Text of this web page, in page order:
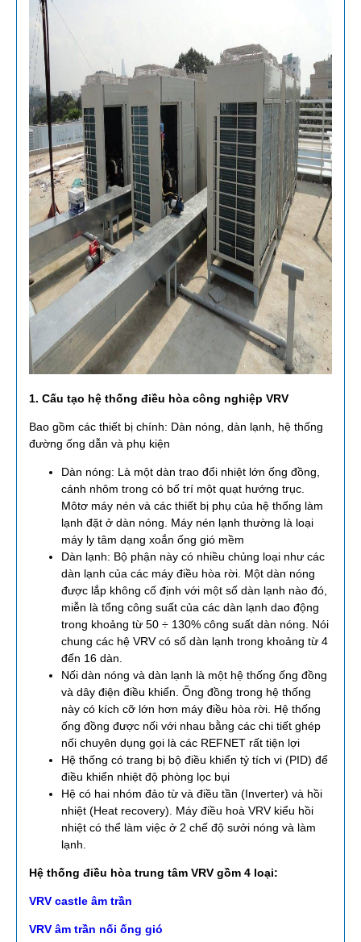
1. Cấu tạo hệ thống điều hòa công nghiệp VRV
Bao gồm các thiết bị chính: Dàn nóng, dàn lạnh, hệ thống
đường ống dẫn và phụ kiện
Dàn nóng: Là một dàn trao đổi nhiệt lớn ống đồng,
cánh nhôm trong có bố trí một quạt hướng trục.
Môtơ máy nén và các thiết bị phụ của hệ thống làm
lạnh đặt ở dàn nóng. Máy nén lạnh thường là loại
máy ly tâm dạng xoắn ống gió mềm
Dàn lạnh: Bộ phận này có nhiều chủng loại như các
dàn lạnh của các máy điều hòa rời. Một dàn nóng
được lắp không cố định với một số dàn lạnh nào đó,
miễn là tổng công suất của các dàn lạnh dao động
trong khoảng từ 50 ÷ 130% công suất dàn nóng. Nói
chung các hệ VRV có số dàn lạnh trong khoảng từ 4
đến 16 dàn.
Nối dàn nóng và dàn lạnh là một hệ thống ống đồng
và dây điện điều khiển. Ống đồng trong hệ thống
này có kích cỡ lớn hơn máy điều hòa rời. Hệ thống
ống đồng được nối với nhau bằng các chi tiết ghép
nối chuyên dụng gọi là các REFNET rất tiện lợi
Hệ thống có trang bị bộ điều khiển tỷ tích vi (PID) để
điều khiển nhiệt độ phòng lọc bụi
Hệ có hai nhóm đảo từ và điều tần (Inverter) và hồi
nhiệt (Heat recovery). Máy điều hoà VRV kiểu hồi
nhiệt có thể làm việc ở 2 chế độ sưởi nóng và làm
lạnh.
Hệ thống điều hòa trung tâm VRV gồm 4 loại:
VRV castle âm trần
VRV âm trần nối ống gió